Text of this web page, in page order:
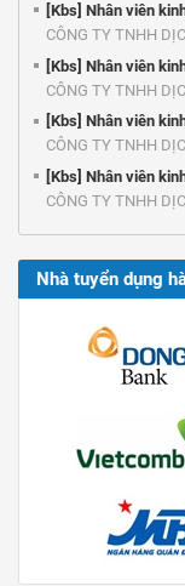
[Kbs] Nhân viên
CÔNG TY TNHH
[Kbs] Nhân viên
CÔNG TY TNHH
[Kbs] Nhân viên
CÔNG TY TNHH
[Kbs] Nhân viên
CÔNG TY TNHH
Nhà tuyển dụng